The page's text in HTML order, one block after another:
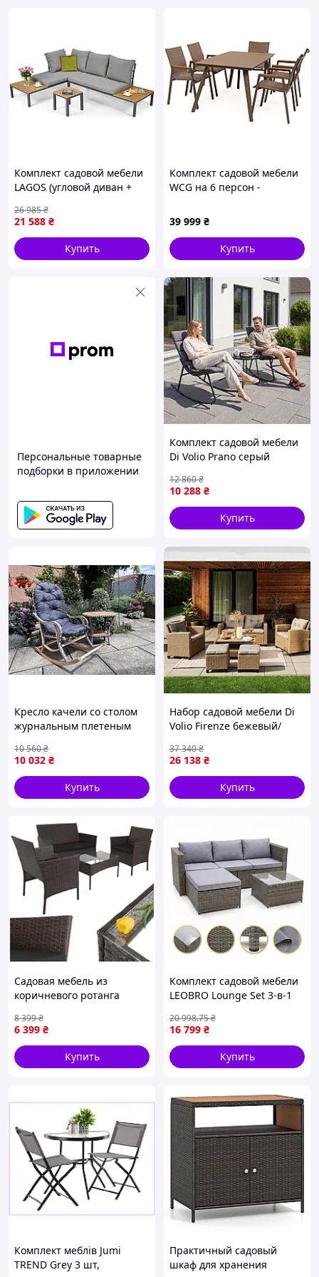
Комплект садовой мебели
LAGOS (угловой диван +
подушками, Серый
(Польша) EVT
21 588 ₴
26 985₴
Купить
Комплект садовой мебели
WCG на 6 персон -
см и 6 стульев для
террасы, цвета шампань
AlterDeal
39 999 ₴
Купить
Персональные товарные
подборки в приложении
Комплект садовой мебели
Di Volio Prano серый
10 288 ₴
12 860₴
Купить
Кресло качели со столом
журнальным плетеным
10 032 ₴
10 560₴
Купить
Набор садовой мебели Di
Volio Firenze бежевый/
26 138 ₴
37 340₴
Купить
Садовая мебель из
коричневого ротанга
6 399 ₴
8 399₴
Купить
Комплект садовой мебели
LEOBRO Lounge Set 3-в-1
16 799 ₴
20 998.75₴
Купить
Комплект меблів Jumi
TREND Grey 3 шт,
Практичный садовый
шкаф для хранения